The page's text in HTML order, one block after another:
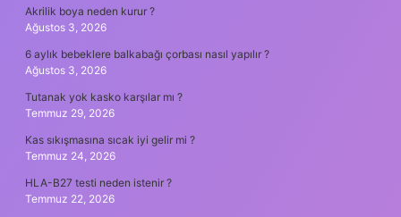
Akrilik boya neden kurur ?
Ağustos 3, 2026
6 aylık bebeklere balkabağı çorbası nasıl yapılır ?
Ağustos 3, 2026
Tutanak yok kasko karşılar mı ?
Temmuz 29, 2026
Kas sıkışmasına sıcak iyi gelir mi ?
Temmuz 24, 2026
HLA-B27 testi neden istenir ?
Temmuz 22, 2026